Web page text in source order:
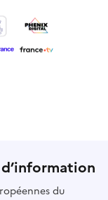
du